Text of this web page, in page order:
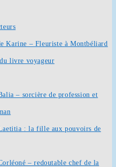
Karine – Fleuriste à Montbéliard
livre voyageur
– sorcière de profession et
: la fille aux pouvoirs de
– redoutable chef de la